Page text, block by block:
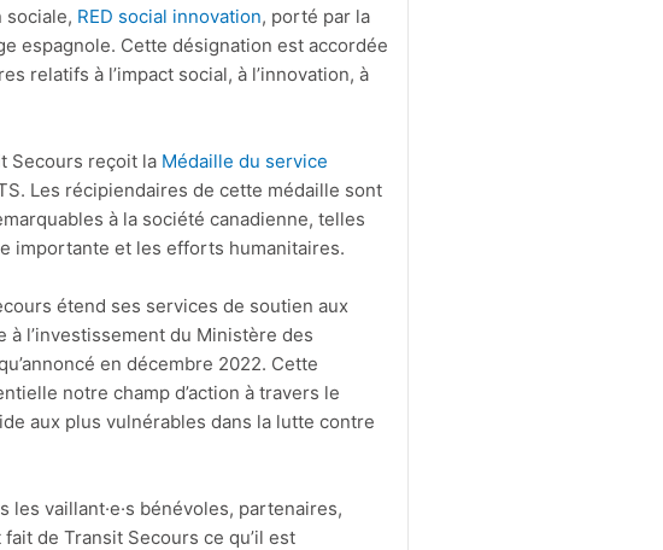
sociale, RED social innovation, porté par la
espagnole. Cette désignation est accordée
relatifs à l’impact social, à l’innovation, à
Secours reçoit la Médaille du service
Les récipiendaires de cette médaille sont
à la société canadienne, telles
importante et les efforts humanitaires.
étend ses services de soutien aux
l’investissement du Ministère des
en décembre 2022. Cette
notre champ d’action à travers le
aux plus vulnérables dans la lutte contre
les vaillant·e·s bénévoles, partenaires,
fait de Transit Secours ce qu’il est